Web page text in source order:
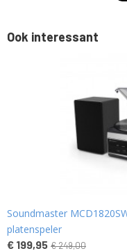
Ook interessant
Soundmaster
platenspeler
€ 199,95 € 249,00